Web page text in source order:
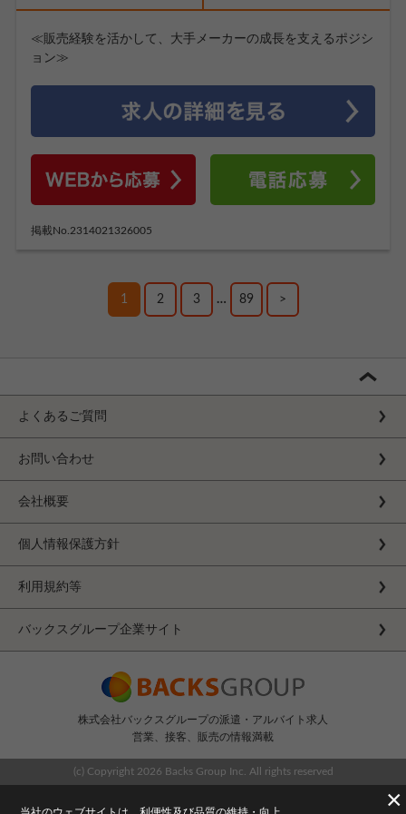
≪販売経験を活かして、大手メーカーの成長を支えるポジシ
ョン≫
掲載No.2314021326005
1 2 3 … 89 >
よくあるご質問
お問い合わせ
会社概要
個人情報保護方針
利用規約等
バックスグループ企業サイト
株式会社バックスグループの派遣・アルバイト求人
営業、接客、販売の情報満載
(c) Copyright 2026 Backs Group Inc. All rights reserved
×